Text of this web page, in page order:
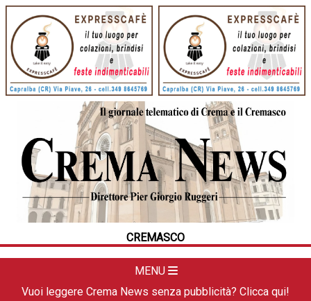
CREMASCO
MENU
HOME
CRONACA
POLITICA
LA FOTO
DAL TERRITORIO
Vuoi leggere Crema News senza pubblicità? Clicca qui!